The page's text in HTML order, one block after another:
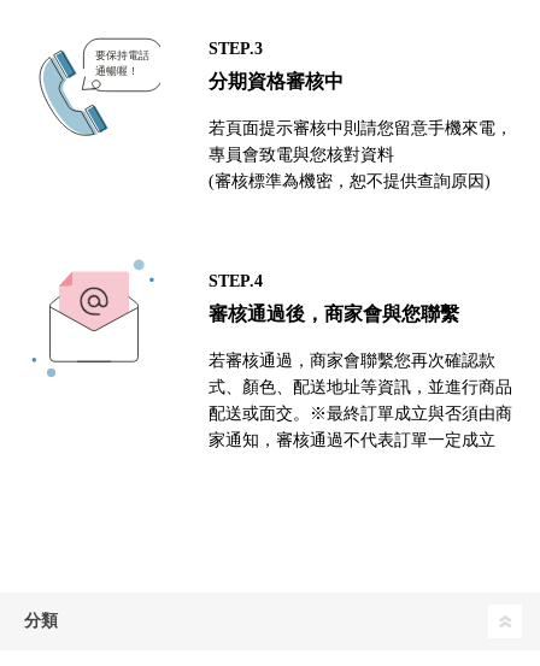
STEP.3
分期資格審核中
若頁面提示審核中則請您留意手機來電，
專員會致電與您核對資料
(審核標準為機密，恕不提供查詢原因)
STEP.4
審核通過後，商家會與您聯繫
若審核通過，商家會聯繫您再次確認款
式、顏色、配送地址等資訊，並進行商品
配送或面交。※最終訂單成立與否須由商
家通知，審核通過不代表訂單一定成立
分類